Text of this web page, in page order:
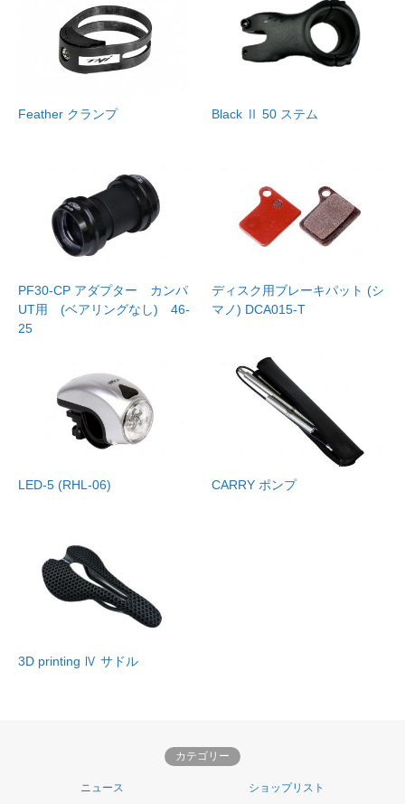
Feather クランプ Black Ⅱ 50 ステム
PF30-CP アダプター カンパ
UT用 (ベアリングなし) 46-
25
ディスク用ブレーキパット (シ
マノ) DCA015-T
LED-5 (RHL-06) CARRY ポンプ
3D printing Ⅳ サドル
カテゴリー
ニュース
ショップリスト